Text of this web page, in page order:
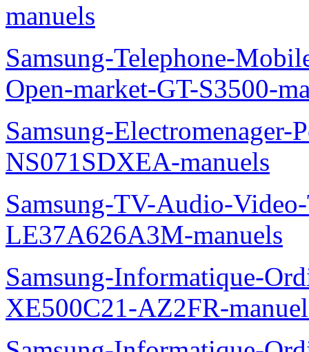
manuels
Samsung-Telephone-
Open-market-GT-S3500-
Samsung-
NS071SDXEA-manuels
Samsung-TV-Audio-
LE37A626A3M-manuels
Samsung-Informatique-
XE500C21-AZ2FR-